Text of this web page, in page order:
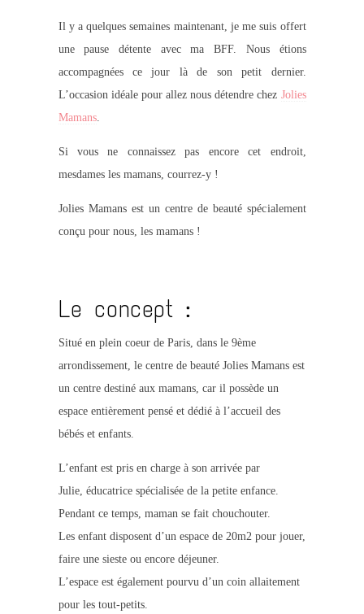
Il y a quelques semaines maintenant, je me suis offert
une pause détente avec ma BFF. Nous étions
accompagnées ce jour là de son petit dernier.
L’occasion idéale pour allez nous détendre chez Jolies
Mamans.
Si vous ne connaissez pas encore cet endroit,
mesdames les mamans, courrez-y !
Jolies Mamans est un centre de beauté spécialement
conçu pour nous, les mamans !
Le concept :
Situé en plein coeur de Paris, dans le 9ème
arrondissement, le centre de beauté Jolies Mamans est
un centre destiné aux mamans, car il possède un
espace entièrement pensé et dédié à l’accueil des
bébés et enfants.
L’enfant est pris en charge à son arrivée par
Julie, éducatrice spécialisée de la petite enfance.
Pendant ce temps, maman se fait chouchouter.
Les enfant disposent d’un espace de 20m2 pour jouer,
faire une sieste ou encore déjeuner.
L’espace est également pourvu d’un coin allaitement
pour les tout-petits.